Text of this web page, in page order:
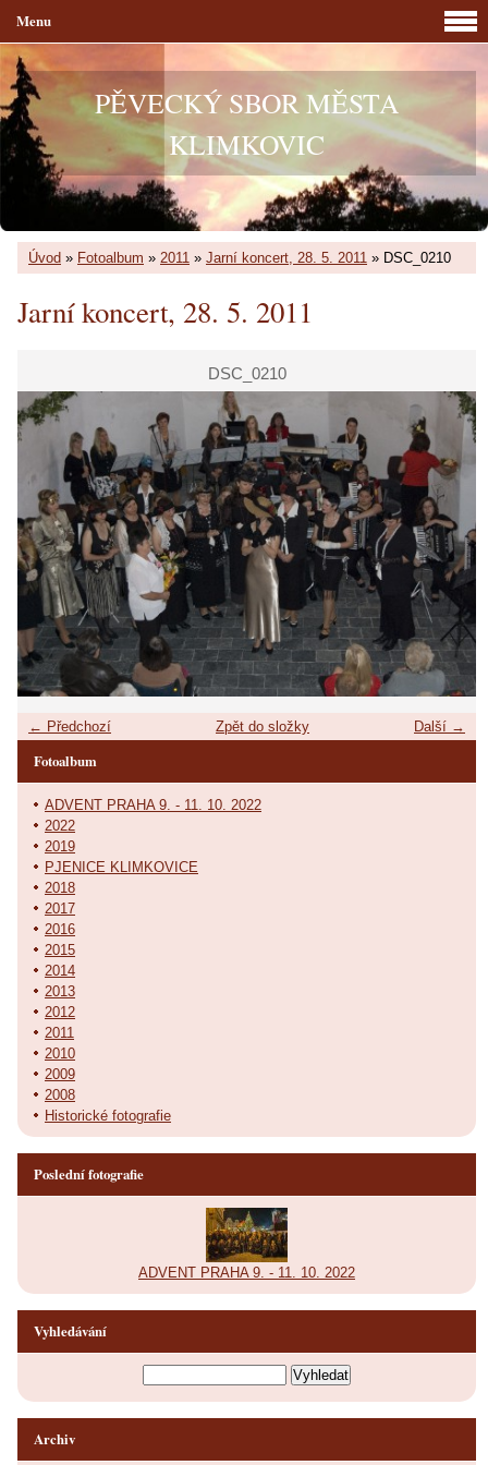
PĚVECKÝ SBOR MĚSTA
KLIMKOVIC
Úvod » Fotoalbum » 2011 » Jarní koncert, 28. 5. 2011 » DSC_0210
Jarní koncert, 28. 5. 2011
DSC_0210
← Předchozí Další →
Zpět do složky
Menu
Fotoalbum
ADVENT PRAHA 9. - 11. 10. 2022
2022
2019
PJENICE KLIMKOVICE
2018
2017
2016
2015
2014
2013
2012
2011
2010
2009
2008
Historické fotografie
Poslední fotografie
ADVENT PRAHA 9. - 11. 10. 2022
Vyhledávání
Archiv